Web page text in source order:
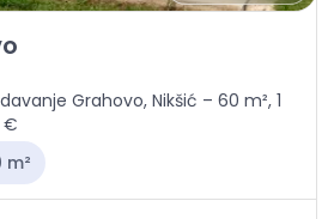
Grahovo
Grahovo, Nikšić – 60 m², 1
€
m²